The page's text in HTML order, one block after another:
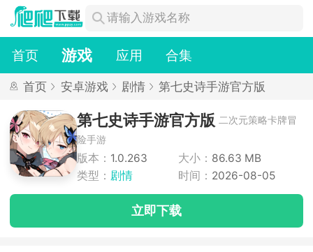
首页 游戏 应用 合集
首页 安卓游戏 剧情 第七史诗手游官方版
第七史诗手游官方版 二次元策略卡牌冒
险手游
版本： 1.0.263 大小： 86.63 MB
类型： 剧情 时间： 2026-08-05
立即下载